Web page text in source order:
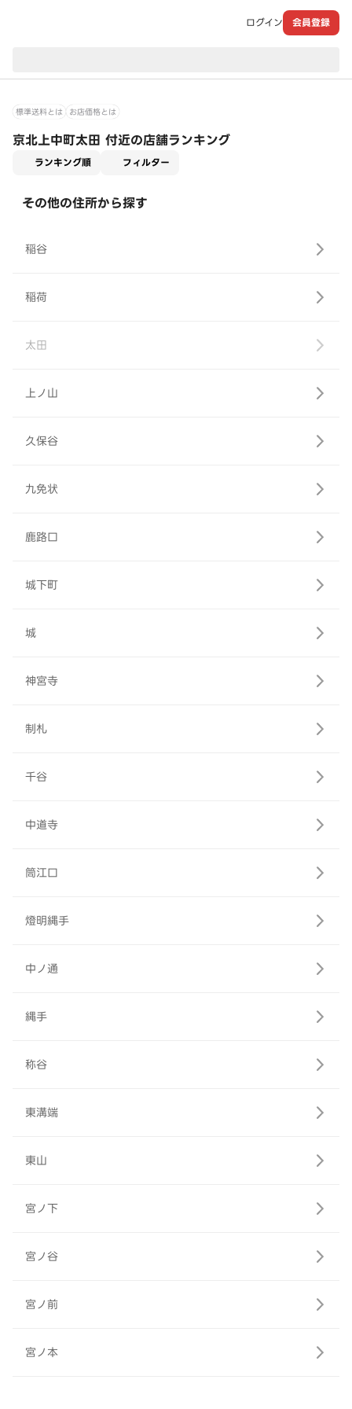
ログイン 会員登録
標準送料とは お店価格とは
京北上中町太田 付近の店舗ランキング
ランキング順 フィルター
その他の住所から探す
稲谷
稲荷
太田
上ノ山
久保谷
九免状
鹿路口
城下町
城
神宮寺
制札
千谷
中道寺
筒江口
燈明縄手
中ノ通
縄手
称谷
東溝端
東山
宮ノ下
宮ノ谷
宮ノ前
宮ノ本